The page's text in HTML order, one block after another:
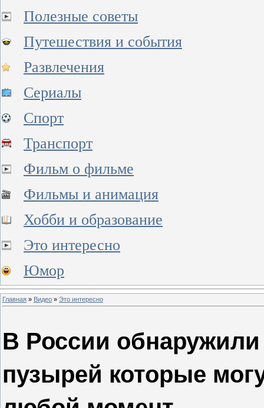
Полезные советы
Путешествия и события
Развлечения
Сериалы
Спорт
Транспорт
Фильм о фильме
Фильмы и анимация
Хобби и образование
Это интересно
Юмор
Главная » Видео » Это интересно
В России обнаружили
пузырей которые